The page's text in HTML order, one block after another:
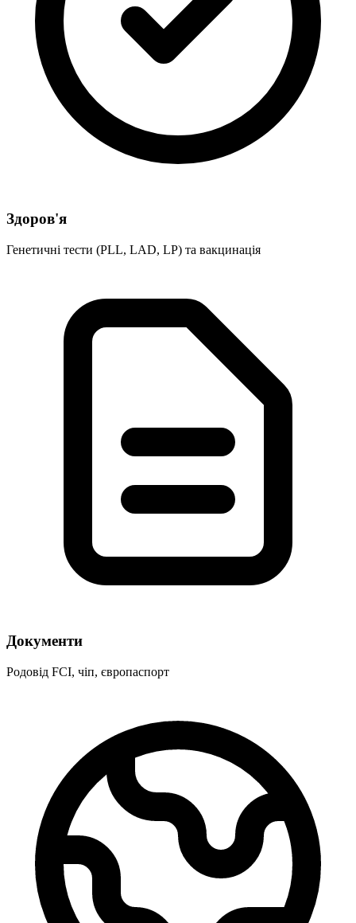
Здоров'я
Генетичні тести (PLL, LAD, LP) та вакцинація
Документи
Родовід FCI, чіп, європаспорт